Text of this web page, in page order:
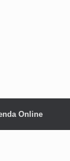
Online